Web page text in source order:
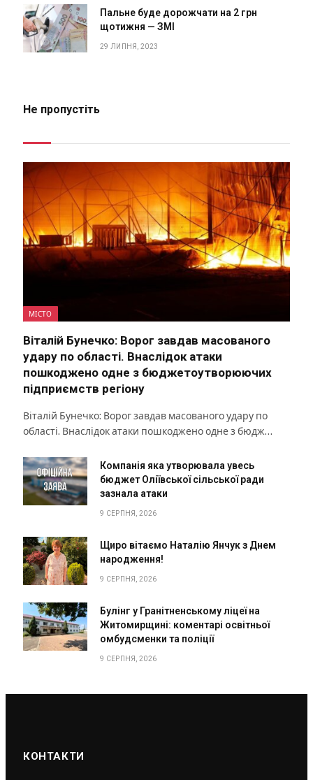
Пальне буде дорожчати на 2 грн
щотижня — ЗМІ
29 ЛИПНЯ, 2023
Не пропустіть
МІСТО
Віталій Бунечко: Ворог завдав масованого
удару по області. Внаслідок атаки
пошкоджено одне з бюджетоутворюючих
підприємств регіону
Віталій Бунечко: Ворог завдав масованого удару по
області. Внаслідок атаки пошкоджено одне з бюдж…
Компанія яка утворювала увесь
бюджет Оліївської сільської ради
зазнала атаки
9 СЕРПНЯ, 2026
Щиро вітаємо Наталію Янчук з Днем
народження!
9 СЕРПНЯ, 2026
Булінг у Гранітненському ліцеї на
Житомирщині: коментарі освітньої
омбудсменки та поліції
9 СЕРПНЯ, 2026
КОНТАКТИ